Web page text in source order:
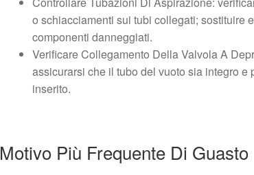
o schiacciamenti sui tubi collegati; sostituire
componenti danneggiati.
Verificare Collegamento Della Valvola A
assicurarsi che il tubo del vuoto sia integro e
inserito.
Motivo Più Frequente Di Guasto